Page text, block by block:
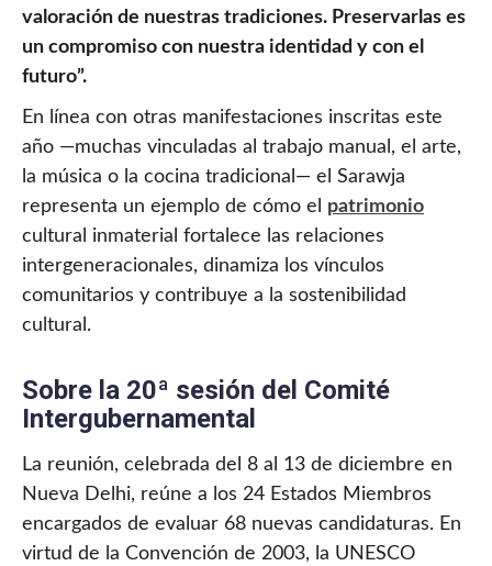
valoración de nuestras tradiciones. Preservarlas es
un compromiso con nuestra identidad y con el
futuro”.
En línea con otras manifestaciones inscritas este
año —muchas vinculadas al trabajo manual, el arte,
la música o la cocina tradicional— el Sarawja
representa un ejemplo de cómo el patrimonio
cultural inmaterial fortalece las relaciones
intergeneracionales, dinamiza los vínculos
comunitarios y contribuye a la sostenibilidad
cultural.
Sobre la 20ª sesión del Comité
Intergubernamental
La reunión, celebrada del 8 al 13 de diciembre en
Nueva Delhi, reúne a los 24 Estados Miembros
encargados de evaluar 68 nuevas candidaturas. En
virtud de la Convención de 2003, la UNESCO